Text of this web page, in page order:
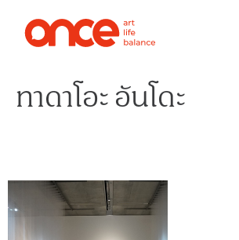
ทาดาโอะ อันโดะ